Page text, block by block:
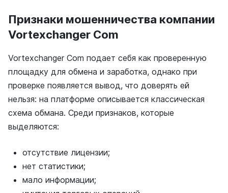
Признаки мошенничества компании
Vortexchanger Com
Vortexchanger Com подает себя как проверенную
площадку для обмена и заработка, однако при
проверке появляется вывод, что доверять ей
нельзя: на платформе описывается классическая
схема обмана. Среди признаков, которые
выделяются:
отсутствие лицензии;
нет статистики;
мало информации;